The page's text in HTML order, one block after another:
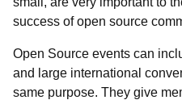
success of open source
Open Source events can
and large international
same purpose. They give